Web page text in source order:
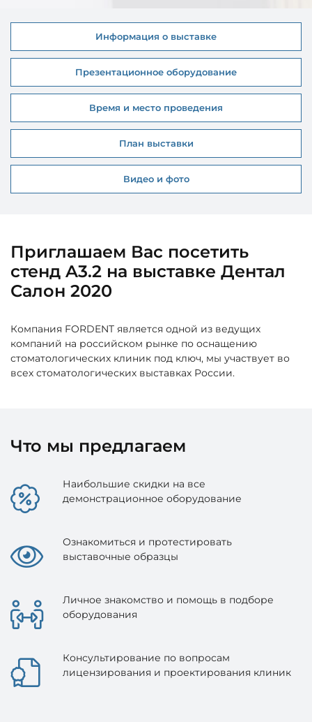
Информация о выставке
Презентационное оборудование
Время и место проведения
План выставки
Видео и фото
Приглашаем Вас посетить
стенд A3.2 на выставке Дентал
Салон 2020
Компания FORDENT является одной из ведущих
компаний на российском рынке по оснащению
стоматологических клиник под ключ, мы участвует во
всех стоматологических выставках России.
Что мы предлагаем
Наибольшие скидки на все
демонстрационное оборудование
Ознакомиться и протестировать
выставочные образцы
Личное знакомство и помощь в подборе
оборудования
Консультирование по вопросам
лицензирования и проектирования клиник